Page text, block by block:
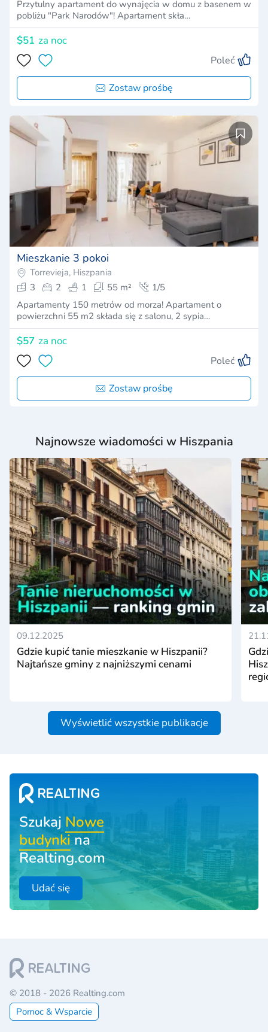
Przytulny apartament do wynajęcia w domu z basenem w
pobliżu "Park Narodów"! Apartament skła…
$51 za noc
Poleć
Zostaw prośbę
Mieszkanie 3 pokoi
Torrevieja, Hiszpania
3
2 1 55 m²
1/5
Apartamenty 150 metrów od morza! Apartament o
powierzchni 55 m2 składa się z salonu, 2 sypia…
$57 za noc
Poleć
Zostaw prośbę
Najnowsze wiadomości w Hiszpania
09.12.2025
Gdzie kupić tanie mieszkanie w Hiszpanii?
Najtańsze gminy z najniższymi cenami
Wyświetlić wszystkie publikacje
Szukaj Nowe
budynkina
Realting.com
Udać się
© 2018 - 2026 Realting.com
Pomoc & Wsparcie